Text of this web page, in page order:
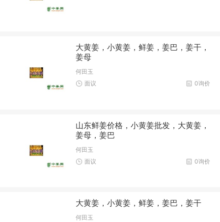
大黄姜，小黄姜，鲜姜，姜巴，姜干，
姜母
何田玉
0询价
面议
山东鲜姜价格，小黄姜批发，大黄姜，
姜母，姜巴
何田玉
0询价
面议
大黄姜，小黄姜，鲜姜，姜巴，姜干
何田玉